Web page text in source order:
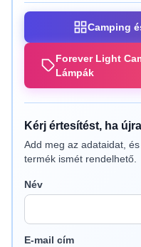
Camping
Forever Light
Lámpák
Kérj értesítést, ha
Add meg az adataidat,
termék ismét rendelhető.
Név
E-mail cím